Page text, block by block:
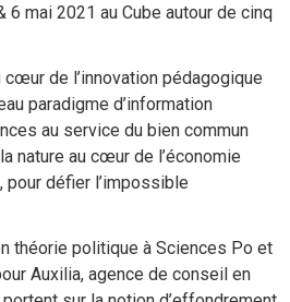
mai 2021 au Cube autour de cinq
de l’innovation pédagogique
paradigme d’information
au service du bien commun
nature au cœur de l’économie
pour défier l’impossible
théorie politique à Sciences Po et
Auxilia, agence de conseil en